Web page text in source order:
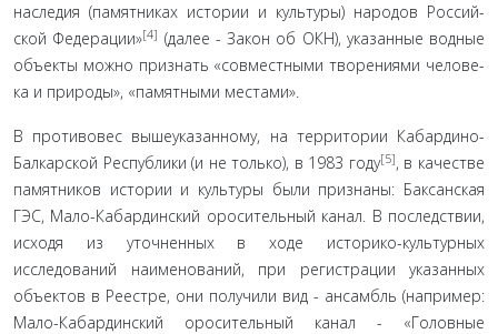
наследия (памятниках истории и культуры) народов Россий­
ской Федерации»[4] (далее - Закон об ОКН), указанные водные
объекты можно признать «совместными творениями челове­
ка и природы», «памятными местами».
В противовес вышеуказанному, на территории Кабар­дино-
Балкарской Республики (и не только), в 1983 году[5], в качестве
памятников истории и культуры были признаны: Баксанская
ГЭС, Мало-Кабардинский оросительный канал. В последствии,
исходя из уточненных в ходе историко-культур­ных
исследований наименований, при регистрации указан­ных
объектов в Реестре, они получили вид - ансамбль (напри­мер:
Мало-Кабардинский оросительный канал - «Головные